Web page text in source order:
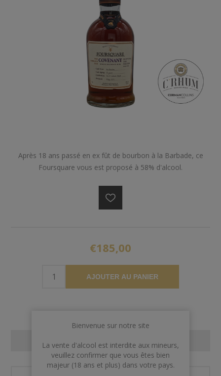
Après 18 ans passé en ex fût de bourbon à la Barbade, ce
Foursquare vous est proposé à 58% d'alcool.
€185,00
AJOUTER AU PANIER
CONTACT US
Bienvenue sur notre site
La vente d'alcool est interdite aux mineurs,
veuillez confirmer que vous êtes bien
majeur (18 ans et plus) dans votre pays.